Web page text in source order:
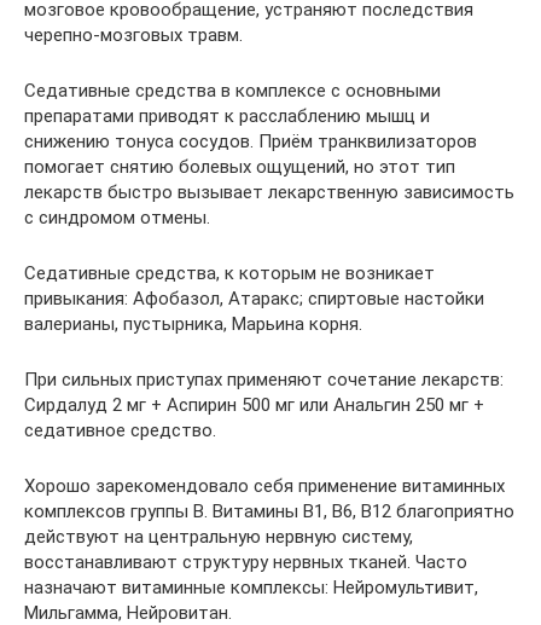
мозговое кровообращение, устраняют последствия
черепно-мозговых травм.
Седативные средства в комплексе с основными
препаратами приводят к расслаблению мышц и
снижению тонуса сосудов. Приём транквилизаторов
помогает снятию болевых ощущений, но этот тип
лекарств быстро вызывает лекарственную зависимость
с синдромом отмены.
Седативные средства, к которым не возникает
привыкания: Афобазол, Атаракс; спиртовые настойки
валерианы, пустырника, Марьина корня.
При сильных приступах применяют сочетание лекарств:
Сирдалуд 2 мг + Аспирин 500 мг или Анальгин 250 мг +
седативное средство.
Хорошо зарекомендовало себя применение витаминных
комплексов группы В. Витамины В1, В6, В12 благоприятно
действуют на центральную нервную систему,
восстанавливают структуру нервных тканей. Часто
назначают витаминные комплексы: Нейромультивит,
Мильгамма, Нейровитан.